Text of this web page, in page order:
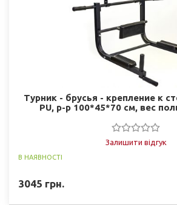
Турник - брусья - крепление к
PU, р-р 100*45*70 см, вес
Залишити відгук
В НАЯВНОСТІ
3045 грн.